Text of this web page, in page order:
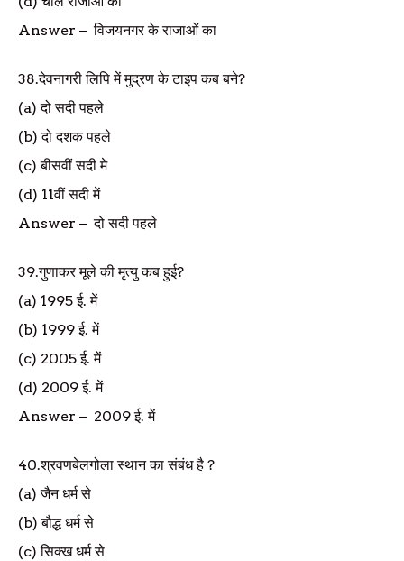
Answer –विजयनगर के राजाओं का
38.देवनागरी लिपि में मुद्रण के टाइप कब बने?
(a)दो सदी पहले
(b)दो दशक पहले
(c)बीसवीं सदी मे
(d) 11वीं सदी में
Answer –दो सदी पहले
39.गुणाकर मूले की मृत्यु कब हुई?
(a) 1995ई. में
(b) 1999ई. में
(c) 2005ई. में
(d) 2009ई. में
Answer – 2009ई. में
40.श्रवणबेलगोला स्थान का संबंध है ?
(a)जैन धर्म से
(b)बौद्ध धर्म से
(c)सिक्ख धर्म से